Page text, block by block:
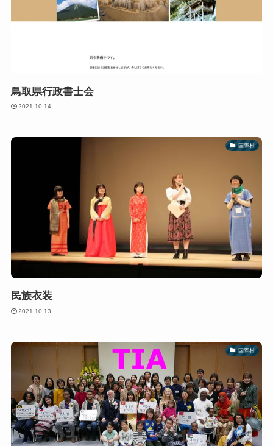
鳥取県行政書士会
2021.10.14
国際村
民族衣装
2021.10.13
国際村